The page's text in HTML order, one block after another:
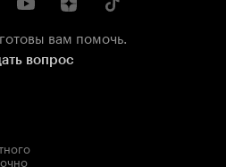
вам помочь.
вопрос